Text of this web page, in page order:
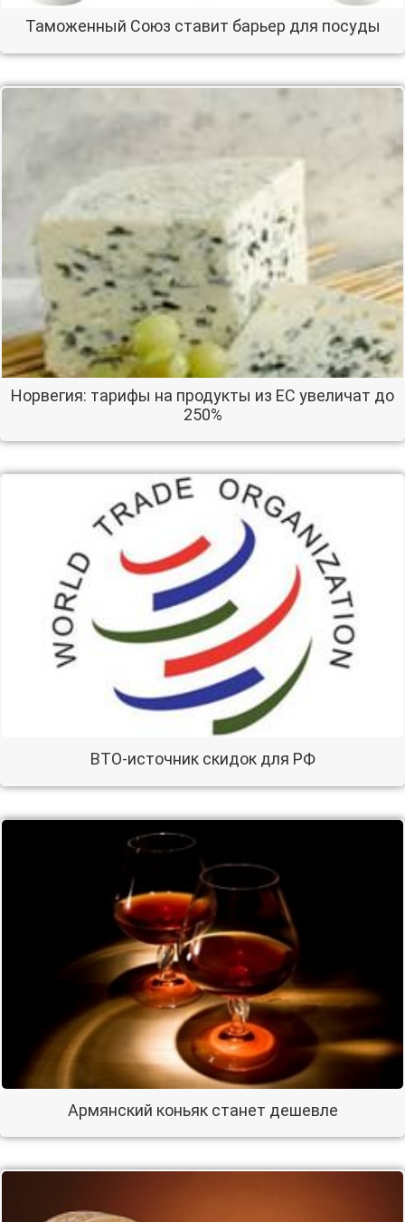
Таможенный Союз ставит барьер для посуды
Норвегия: тарифы на продукты из ЕС увеличат до
250%
ВТО-источник скидок для РФ
Армянский коньяк станет дешевле